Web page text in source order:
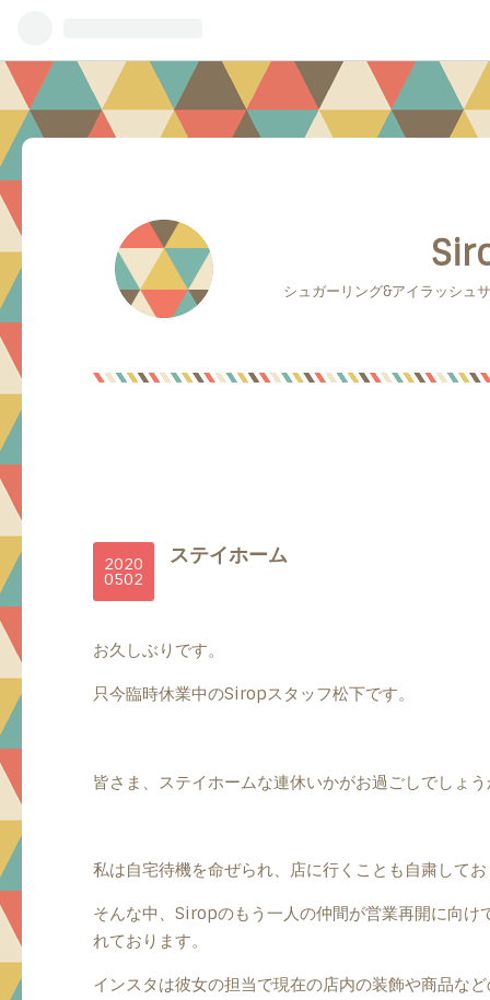
シュガーリング&アイラッシュ
2020
0502
ステイホーム
お久しぶりです。
只今臨時休業中のSiropスタッフ松下です。
皆さま、ステイホームな連休いかがお過ごしでしょ
私は自宅待機を命ぜられ、店に行くことも自粛して
そんな中、Siropのもう一人の仲間が営業再開に向け
れております。
インスタは彼女の担当で現在の店内の装飾や商品な